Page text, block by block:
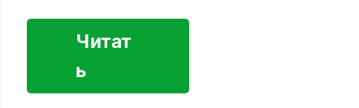
Читат
ь